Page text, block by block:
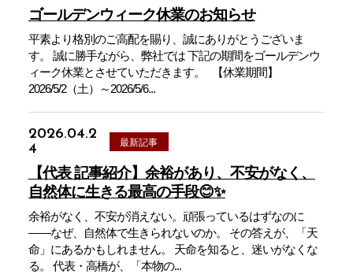
ゴールデンウィーク休業のお知らせ
平素より格別のご高配を賜り、誠にありがとうございま
す。 誠に勝手ながら、弊社では 下記の期間をゴールデンウ
ィーク休業とさせていただきます。 【休業期間】
2026/5/2（土）～2026/5/6...
2026.04.2
4
最新記事
【代表 記事紹介】余裕があり、不安がなく、
自然体に生きる最高の手段😊✨
余裕がなく、不安が消えない。頑張っているはずなのに
——なぜ、自然体で生きられないのか。 その答えが、「天
命」にあるかもしれません。 天命を知ると、迷いがなくな
る。 代表・高橋が、「本物の...